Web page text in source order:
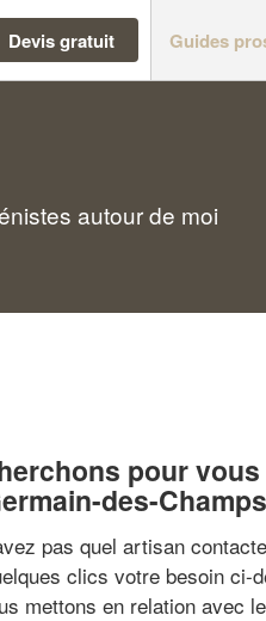
Devis gratuit Guides
autour de moi
pour
des-Champs
pas quel artisan
clics votre besoin ci-
mettons en relation avec